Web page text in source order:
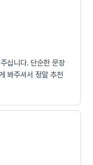
십니다. 단순한 문장
봐주셔서 정말 추천